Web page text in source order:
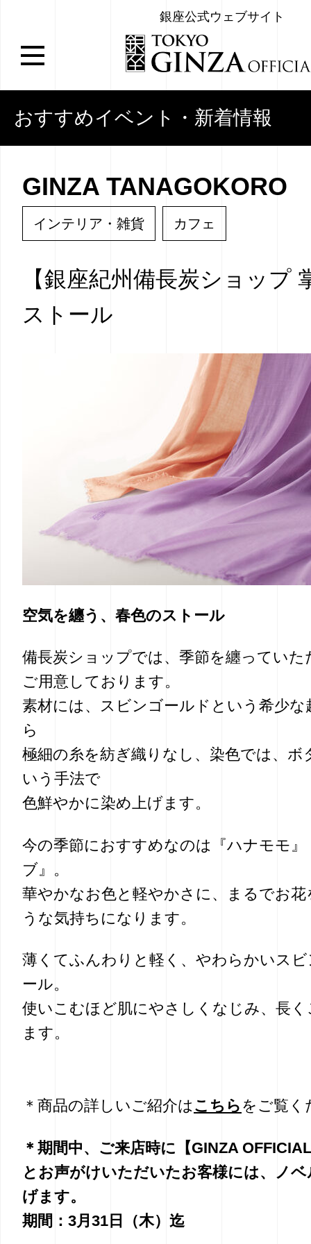
銀座公式ウェブサイト
おすすめイベント・新着情報
GINZA TANAGOKORO
インテリア・雑貨 カフェ
【銀座紀州備長炭ショップ
ストール
空気を纏う、春色のストール
備長炭ショップでは、季節を纏ってい
ご用意しております。
素材には、スビンゴールドという希少な
ら
極細の糸を紡ぎ織りなし、染色では、ボ
いう手法で
色鮮やかに染め上げます。
今の季節におすすめなのは『ハナモモ
ブ』。
華やかなお色と軽やかさに、まるでお
うな気持ちになります。
薄くてふんわりと軽く、やわらかいス
ール。
使いこむほど肌にやさしくなじみ、長
ます。
＊商品の詳しいご紹介は こちら をご覧く
＊期間中、ご来店時に【GINZA
とお声がけいただいたお客様には、ノ
げます。
期間：3月31日（木）迄